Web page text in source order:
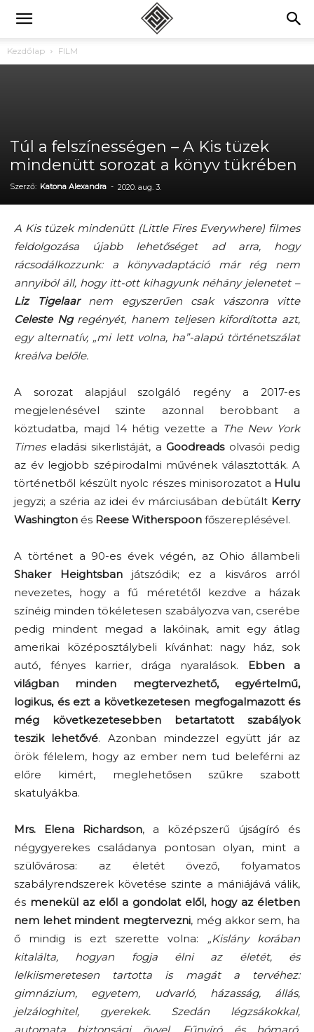
Kezdőlap FILM
Túl a felszínességen – A Kis tüzek
mindenütt sorozat a könyv tükrében
Szerző: Katona Alexandra - 2020. aug. 3.
A Kis tüzek mindenütt (Little Fires Everywhere) filmes
feldolgozása újabb lehetőséget ad arra, hogy
rácsodálkozzunk: a könyvadaptáció már rég nem
annyiból áll, hogy itt-ott kihagyunk néhány jelenetet –
Liz Tigelaarnem egyszerűen csak vászonra vitte
Celeste Ngregényét, hanem teljesen kifordította azt,
egy alternatív, „mi lett volna, ha”-alapú történetszálat
kreálva belőle.
A sorozat alapjául szolgáló regény a 2017-es
megjelenésével szinte azonnal berobbant a
köztudatba, majd 14 hétig vezette a The New York
Timeseladási sikerlistáját, a Goodreadsolvasói pedig
az év legjobb szépirodalmi művének választották. A
történetből készült nyolc részes minisorozatot a Hulu
jegyzi; a széria az idei év márciusában debütált Kerry
Washington és Reese Witherspoon főszereplésével.
A történet a 90-es évek végén, az Ohio állambeli
Shaker Heightsbanjátszódik; ez a kisváros arról
nevezetes, hogy a fű méretétől kezdve a házak
színéig minden tökéletesen szabályozva van, cserébe
pedig mindent megad a lakóinak, amit egy átlag
amerikai középosztálybeli kívánhat: nagy ház, sok
autó, fényes karrier, drága nyaralások. Ebben a
világban minden megtervezhető, egyértelmű,
logikus, és ezt a következetesen megfogalmazott és
még következetesebben betartatott szabályok
teszik lehetővé. Azonban mindezzel együtt jár az
örök félelem, hogy az ember nem tud beleférni az
előre kimért, meglehetősen szűkre szabott
skatulyákba.
Mrs. Elena Richardson, a középszerű újságíró és
négygyerekes családanya pontosan olyan, mint a
szülővárosa: az életét övező, folyamatos
szabályrendszerek követése szinte a mániájává válik,
és menekül az elől a gondolat elől, hogy az életben
nem lehet mindent megtervezni, még akkor sem, ha
ő mindig is ezt szerette volna: „Kislány korában
kitalálta, hogyan fogja élni az életét, és
lelkiismeretesen tartotta is magát a tervéhez:
gimnázium, egyetem, udvarló, házasság, állás,
jelzáloghitel, gyerekek. Szedán légzsákokkal,